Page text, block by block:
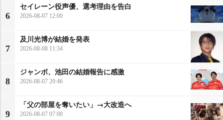
6
セイレーン役声優、選考理由を告白
2026-08-07 12:00
7
及川光博が結婚を発表
2026-08-08 11:34
8
ジャンボ、池田の結婚報告に感激
2026-08-07 20:46
9
「父の部屋を奪いたい」→大改造へ
2026-08-07 07:00